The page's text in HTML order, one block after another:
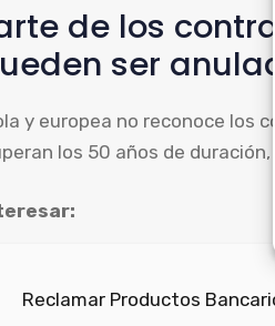
de los
ser
y europea no reconoce los
los 50 años de
Reclamar Productos